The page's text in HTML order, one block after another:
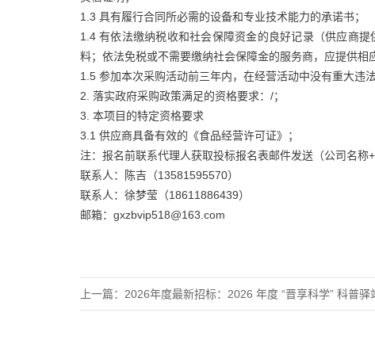
1.3 具有履行合同所必需的设备和专业技术能力的承诺书；
1.4 有依法缴纳税收和社会保障资金的良好记录（供应商
料；依法免税或不需要缴纳社会保障金的服务商，应提供相
1.5 参加本次采购活动前三年内，在经营活动中没有重大违
2. 落实政府采购政策满足的资格要求：/；
3. 本项目的特定资格要求
3.1 供应商具备有效的《食品经营许可证》；
注：报名前联系代理人获取投标报名表邮件发送（公司名称
联系人：陈吉（13581595570）
联系人：徐梦莹（18611886439）
邮箱：gxzbvip518@163.com
上一篇： 2026年度最新招标：2026 年度 “晋享科学” 科普驿